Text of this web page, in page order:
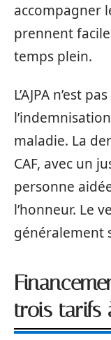
accompagner
prennent
temps plein.
L’AJPA n’est
maladie. La
CAF, avec un
personne
l’honneur. Le
généralement
trois tarifs